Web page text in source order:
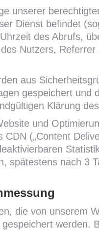
unserer
Dienst befindet
des Abrufs,
Nutzers,
aus
gespeichert
Klärung
und
CDN („Content
spätestens nach 3
die von unserem
werden.